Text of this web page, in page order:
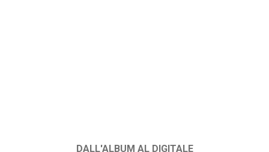
DALL'ALBUM AL DIGITALE